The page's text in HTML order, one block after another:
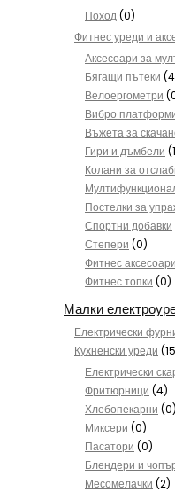
Поход(0)
Фитнес уреди и
Аксесоари за
Бягащи пътеки
Велоергометри
Вибро
Въжета за
Гири и дъмбели
Колани за
Постелки за
Спортни добавки
Степери (0)
Фитнес аксесоари
Фитнес топки (0)
Малки
Електрически
Кухненски уреди
Електрически
Фритюрници (4)
Хлебопекарни (0)
Миксери (0)
Пасатори (0)
Блендери и
Месомелачки (2)